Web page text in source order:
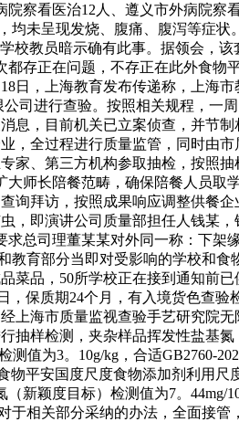
察看医治12人、遵义市外病院察
均未呈现发烧、腹痛、腹泻等症状
校教员暗示确有此事。据领会，
存正在问题，不存正在此外食物
日，上海教育发布传递称，上海
司进行查验。按照相关规程，一
息，目前机关已立案侦查，并节
，全过程进行质量监管，同时由
、第三方机构参取抽检，按照抽
师长陪餐范畴，确保陪餐人员取
询拜访，按照成果响应调整供餐
，即演讲公司质量部担任人钱某
总司理董某某对外同一称：下架
教育部分当即对受影响的学校和食
菜品，50所学校正在接到通知前
，保质期24个月，有入境货色查验
上海市质量监视查验手艺研究院无
抽样检测，夹杂样品挥发性盐基
测值为3。10g/kg，合适GB2760-
物平安国度尺度食物添加剂利用尺
新颖度目标）检测值为7。44mg/
于相关部分采纳的办法，全面接管